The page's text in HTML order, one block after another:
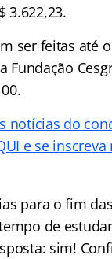
3.622,23.
ser feitas até
Fundação
notícias do
e se
para o fim
de
sim!